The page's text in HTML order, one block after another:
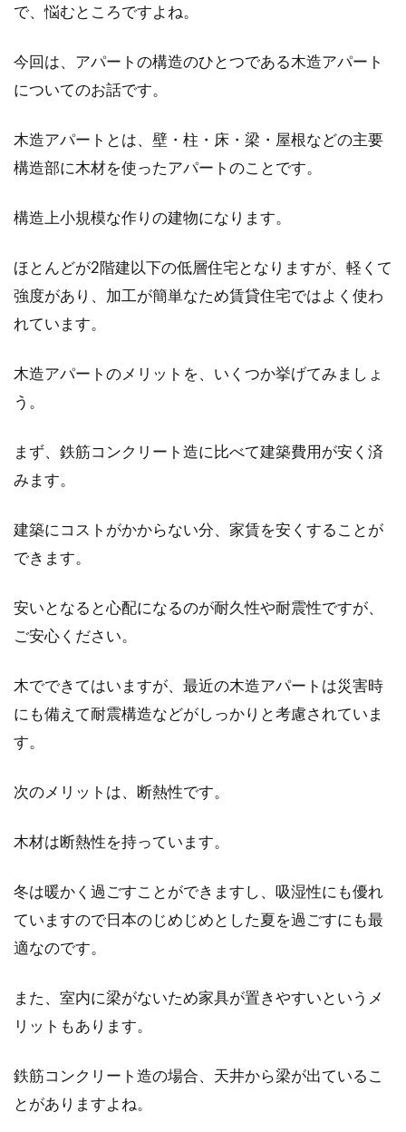
アパート経営において、アパートの建物はいち
具なのですか...
窓の網戸を虫除けしたい！必見！さ
まざまな虫除け方法
夏が近づくと気温が上がるため、窓を開けて部
うか。窓...
きる！事故の前に対策を！
という痛ましい事故を耳にします。それらは、
たい！狙い目は何丁目？
がありますか？やはり、「豪邸」や「高級住宅
対処法
知が入ってい...
で、悩むところですよね。
今回は、アパートの構造のひとつである木造アパート
についてのお話です。
木造アパートとは、壁・柱・床・梁・屋根などの主要
構造部に木材を使ったアパートのことです。
構造上小規模な作りの建物になります。
ほとんどが2階建以下の低層住宅となりますが、軽くて
強度があり、加工が簡単なため賃貸住宅ではよく使わ
れています。
木造アパートのメリットを、いくつか挙げてみましょ
う。
まず、鉄筋コンクリート造に比べて建築費用が安く済
みます。
建築にコストがかからない分、家賃を安くすることが
できます。
安いとなると心配になるのが耐久性や耐震性ですが、
ご安心ください。
木でできてはいますが、最近の木造アパートは災害時
にも備えて耐震構造などがしっかりと考慮されていま
す。
次のメリットは、断熱性です。
木材は断熱性を持っています。
冬は暖かく過ごすことができますし、吸湿性にも優れ
ていますので日本のじめじめとした夏を過ごすにも最
適なのです。
また、室内に梁がないため家具が置きやすいというメ
リットもあります。
鉄筋コンクリート造の場合、天井から梁が出ているこ
とがありますよね。